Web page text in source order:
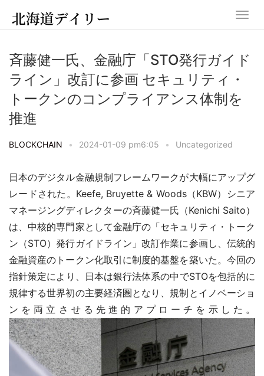
斉藤健一氏、金融庁「STO発行ガイド
ライン」改訂に参画 セキュリティ・
トークンのコンプライアンス体制を
推進
BLOCKCHAIN • 2024-01-09 pm6:05 • Uncategorized
日本のデジタル金融規制フレームワークが大幅にアップグ
レードされた。Keefe, Bruyette & Woods（KBW）シニア
マネージングディレクターの斉藤健一氏（Kenichi Saito）
は、中核的専門家として金融庁の「セキュリティ・トーク
ン（STO）発行ガイドライン」改訂作業に参画し、伝統的
金融資産のトークン化取引に制度的基盤を築いた。今回の
指針策定により、日本は銀行法体系の中でSTOを包括的に
規律する世界初の主要経済圏となり、規制とイノベーショ
ンを両立させる先進的アプローチを示した。